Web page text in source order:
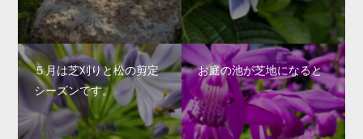
５月は芝刈りと松の剪定
シーズンです。
お庭の池が芝地になると